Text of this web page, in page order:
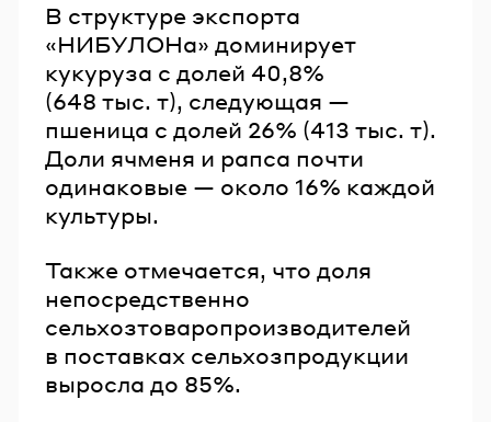
В структуре экспорта
«НИБУЛОНа» доминирует
кукуруза с долей 40,8%
(648 тыс. т), следующая —
пшеница с долей 26% (413 тыс. т).
Доли ячменя и рапса почти
одинаковые — около 16% каждой
культуры.
Также отмечается, что доля
непосредственно
сельхозтоваропроизводителей
в поставках сельхозпродукции
выросла до 85%.